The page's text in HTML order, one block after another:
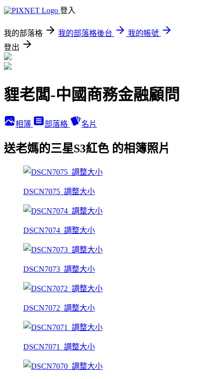
登入
我的部落格 我的部落格後台
我的帳號
登出
貍老闆-中國商務金融顧問
相簿 部落格 名片
送老媽的三星S3紅色 的相簿照片
DSCN7075_調整大小
DSCN7074_調整大小
DSCN7073_調整大小
DSCN7072_調整大小
DSCN7071_調整大小